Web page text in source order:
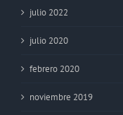
julio 2022
julio 2020
febrero 2020
noviembre 2019